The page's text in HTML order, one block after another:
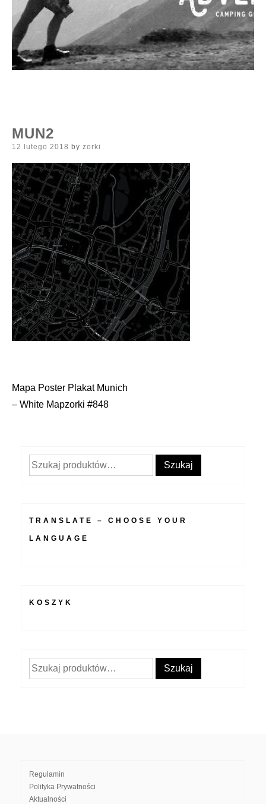
MUN2
Posted
12 lutego 2018 by zorki
Nawigacja
Mapa Poster Plakat Munich
– White Mapzorki #848
Szukaj: Szukaj
TRANSLATE – CHOOSE YOUR
LANGUAGE
KOSZYK
Szukaj: Szukaj
Regulamin
Polityka Prywatności
Aktualności